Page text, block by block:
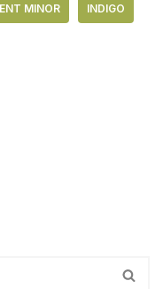
MINOR INDIGO